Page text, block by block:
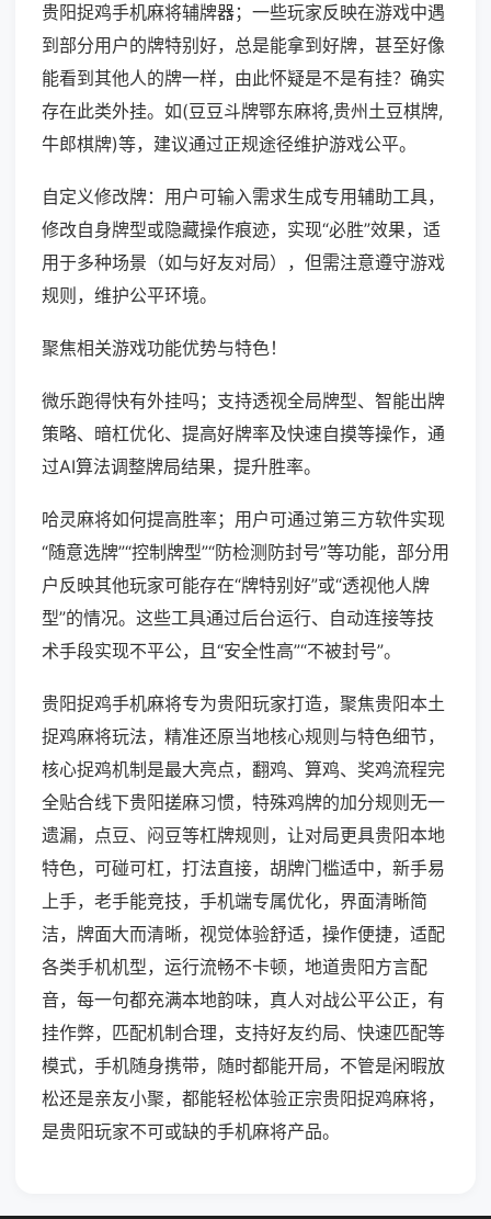
贵阳捉鸡手机麻将辅牌器；一些玩家反映在游戏中遇
到部分用户的牌特别好，总是能拿到好牌，甚至好像
能看到其他人的牌一样，由此怀疑是不是有挂？确实
存在此类外挂。如(豆豆斗牌鄂东麻将,贵州土豆棋牌,
牛郎棋牌)等，建议通过正规途径维护游戏公平。
自定义修改牌：用户可输入需求生成专用辅助工具，
修改自身牌型或隐藏操作痕迹，实现“必胜”效果，适
用于多种场景（如与好友对局），但需注意遵守游戏
规则，维护公平环境。
聚焦相关游戏功能优势与特色！
微乐跑得快有外挂吗；支持透视全局牌型、智能出牌
策略、暗杠优化、提高好牌率及快速自摸等操作，通
过AI算法调整牌局结果，提升胜率。
哈灵麻将如何提高胜率；用户可通过第三方软件实现
“随意选牌”“控制牌型”“防检测防封号”等功能，部分用
户反映其他玩家可能存在“牌特别好”或“透视他人牌
型”的情况。这些工具通过后台运行、自动连接等技
术手段实现不平公，且“安全性高”“不被封号”。
贵阳捉鸡手机麻将专为贵阳玩家打造，聚焦贵阳本土
捉鸡麻将玩法，精准还原当地核心规则与特色细节，
核心捉鸡机制是最大亮点，翻鸡、算鸡、奖鸡流程完
全贴合线下贵阳搓麻习惯，特殊鸡牌的加分规则无一
遗漏，点豆、闷豆等杠牌规则，让对局更具贵阳本地
特色，可碰可杠，打法直接，胡牌门槛适中，新手易
上手，老手能竞技，手机端专属优化，界面清晰简
洁，牌面大而清晰，视觉体验舒适，操作便捷，适配
各类手机机型，运行流畅不卡顿，地道贵阳方言配
音，每一句都充满本地韵味，真人对战公平公正，有
挂作弊，匹配机制合理，支持好友约局、快速匹配等
模式，手机随身携带，随时都能开局，不管是闲暇放
松还是亲友小聚，都能轻松体验正宗贵阳捉鸡麻将，
是贵阳玩家不可或缺的手机麻将产品。